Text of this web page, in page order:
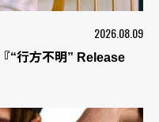
2026.08.09
“行方不明” Release